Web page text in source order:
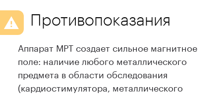
Противопоказания
Аппарат МРТ создает сильное магнитное
поле: наличие любого металлического
предмета в области обследования
(кардиостимулятора, металлического